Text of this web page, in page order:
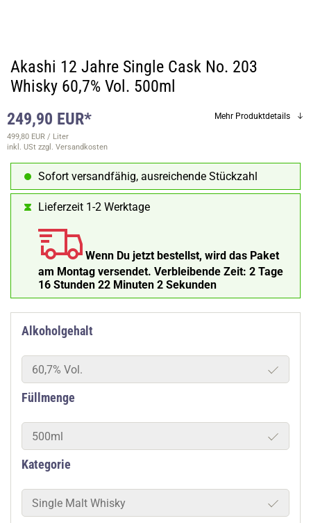
Akashi 12 Jahre Single Cask No. 203
Whisky 60,7% Vol. 500ml
249,90 EUR*
499,80 EUR / Liter
inkl. USt zzgl. Versandkosten
Mehr Produktdetails
Sofort versandfähig, ausreichende Stückzahl
Lieferzeit 1-2 Werktage
Wenn Du jetzt bestellst, wird das Paket
am Montag versendet. Verbleibende Zeit: 2 Tage
16 Stunden 22 Minuten 1 Sekunde
Alkoholgehalt
60,7% Vol.
Füllmenge
500ml
Kategorie
Single Malt Whisky